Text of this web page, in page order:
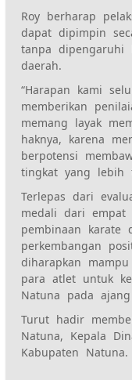
Roy berharap
dapat dipimpin
tanpa dipengaruhi
daerah.
“Harapan kami
memberikan
memang layak
haknya, karena
berpotensi
tingkat yang lebih
Terlepas dari
medali dari empat
pembinaan karate
perkembangan
diharapkan
para atlet untuk
Natuna pada
Turut hadir
Natuna, Kepala
Kabupaten Natuna.